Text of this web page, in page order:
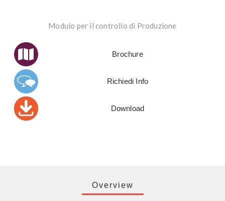
Modulo per il controllo di Produzione
Brochure
Richiedi Info
Download
Overview